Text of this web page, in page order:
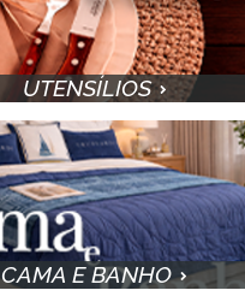
UTENSÍLIOS
CAMA E BANHO